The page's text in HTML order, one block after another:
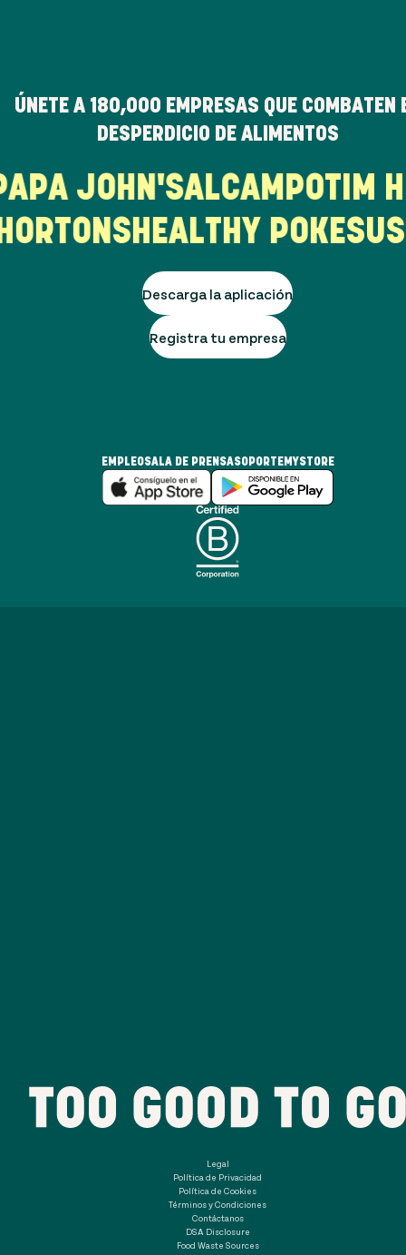
ÚNETE A 180,000 EMPRESAS QUE COMBATEN
DESPERDICIO DE ALIMENTOS
PAPA JOHN'SALCAMPO TIM
HEALTHY POKE
Descarga la aplicación
Registra tu empresa
EMPLEOSALA DE PRENSA SOPORTEMYSTORE
Legal
Política de Privacidad
Política de Cookies
Términos y Condiciones
Contáctanos
DSA Disclosure
Food Waste Sources